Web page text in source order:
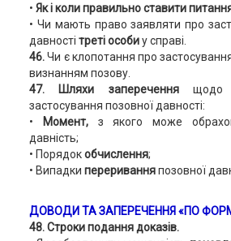
• Як і коли правильно ставити
• Чи мають право заявляти про
давності треті особиу справі.
46.Чи є клопотання про
визнанням позову.
47. Шляхи запереченнящодо
застосування позовної давності:
•
Момент,з якого може
давність;
• Порядокобчислення;
• Випадки перериванняпозовної
ДОВОДИ ТА ЗАПЕРЕЧЕННЯ «ПО
48. Строки подання доказів.